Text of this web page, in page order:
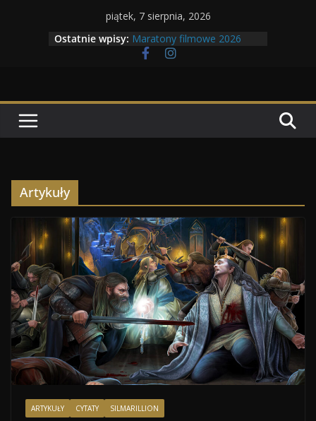
piątek, 7 sierpnia, 2026
Ostatnie wpisy: Maratony filmowe 2026
Geneza Skrzydlatych Bestii
Artykuły
ARTYKUŁY CYTATY SILMARILLION